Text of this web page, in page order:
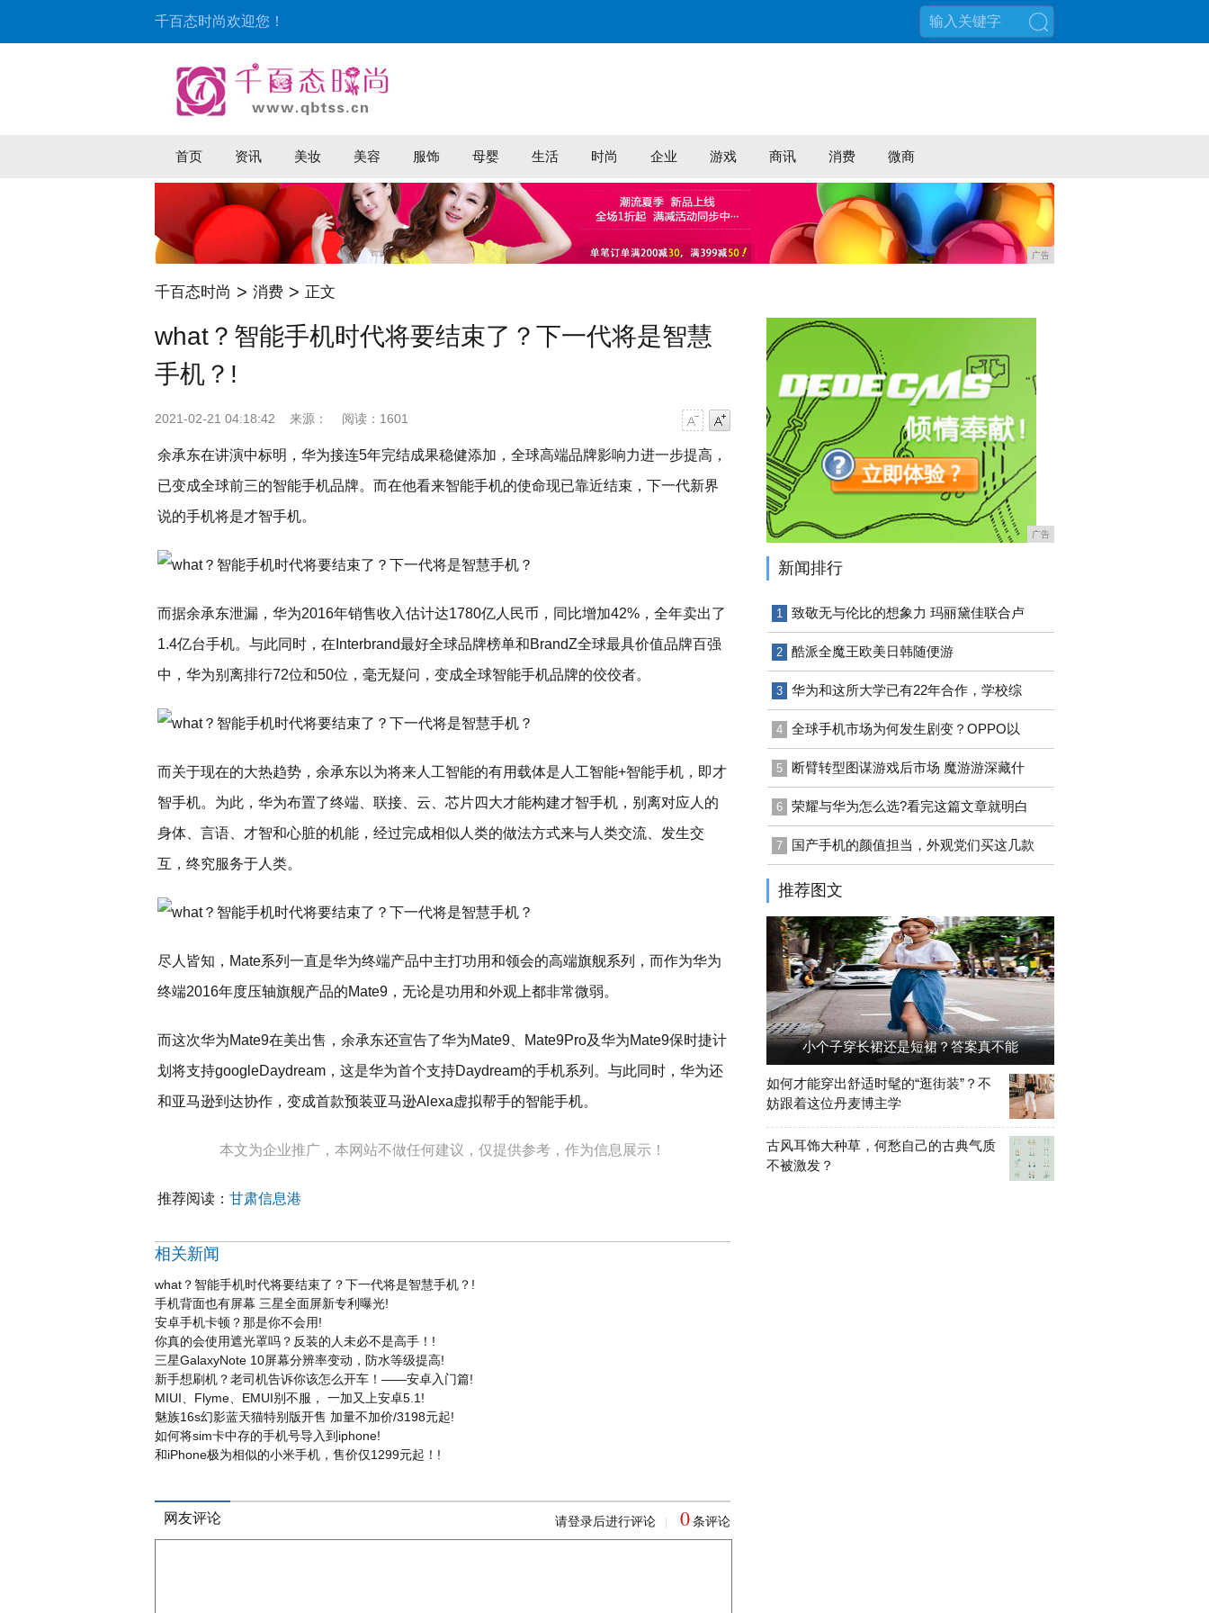
千百态时尚欢迎您！
首页 资讯 美妆 美容 服饰 母婴 生活 时尚 企业 游戏 商讯 消费 微商
广告
千百态时尚 > 消费 > 正文
what？智能手机时代将要结束了？下一代将是智慧
手机？!
2021-02-21 04:18:42 来源： 阅读：1601
余承东在讲演中标明，华为接连5年完结成果稳健添加，全球高端品牌影响力进一步提高，
已变成全球前三的智能手机品牌。而在他看来智能手机的使命现已靠近结束，下一代新界
说的手机将是才智手机。
而据余承东泄漏，华为2016年销售收入估计达1780亿人民币，同比增加42%，全年卖出了
1.4亿台手机。与此同时，在Interbrand最好全球品牌榜单和BrandZ全球最具价值品牌百强
中，华为别离排行72位和50位，毫无疑问，变成全球智能手机品牌的佼佼者。
而关于现在的大热趋势，余承东以为将来人工智能的有用载体是人工智能+智能手机，即才
智手机。为此，华为布置了终端、联接、云、芯片四大才能构建才智手机，别离对应人的
身体、言语、才智和心脏的机能，经过完成相似人类的做法方式来与人类交流、发生交
互，终究服务于人类。
尽人皆知，Mate系列一直是华为终端产品中主打功用和领会的高端旗舰系列，而作为华为
终端2016年度压轴旗舰产品的Mate9，无论是功用和外观上都非常微弱。
而这次华为Mate9在美出售，余承东还宣告了华为Mate9、Mate9Pro及华为Mate9保时捷计
划将支持googleDaydream，这是华为首个支持Daydream的手机系列。与此同时，华为还
和亚马逊到达协作，变成首款预装亚马逊Alexa虚拟帮手的智能手机。
本文为企业推广，本网站不做任何建议，仅提供参考，作为信息展示！
推荐阅读： 甘肃信息港
相关新闻
what？智能手机时代将要结束了？下一代将是智慧手机？!
手机背面也有屏幕 三星全面屏新专利曝光!
安卓手机卡顿？那是你不会用!
你真的会使用遮光罩吗？反装的人未必不是高手！!
三星GalaxyNote 10屏幕分辨率变动，防水等级提高!
新手想刷机？老司机告诉你该怎么开车！——安卓入门篇!
MIUI、Flyme、EMUI别不服， 一加又上安卓5.1!
魅族16s幻影蓝天猫特别版开售 加量不加价/3198元起!
如何将sim卡中存的手机号导入到iphone!
和iPhone极为相似的小米手机，售价仅1299元起！!
网友评论 请登录后进行评论 0条评论
广告
新闻排行
1 致敬无与伦比的想象力 玛丽黛佳联合卢
2 酷派全魔王欧美日韩随便游
3 华为和这所大学已有22年合作，学校综
4 全球手机市场为何发生剧变？OPPO以
5 断臂转型图谋游戏后市场 魔游游深藏什
6 荣耀与华为怎么选?看完这篇文章就明白
7 国产手机的颜值担当，外观党们买这几款
推荐图文
小个子穿长裙还是短裙？答案真不能
如何才能穿出舒适时髦的“逛街装”？不
妨跟着这位丹麦博主学
古风耳饰大种草，何愁自己的古典气质
不被激发？